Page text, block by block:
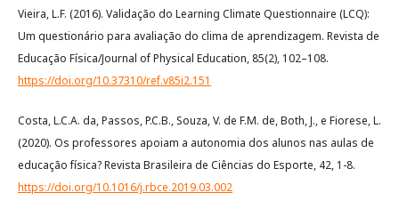
Vieira, L.F. (2016). Validação do Learning Climate Questionnaire (LCQ):
Um questionário para avaliação do clima de aprendizagem. Revista de
Educação Física/Journal of Physical Education, 85(2), 102–108.
https://doi.org/10.37310/ref.v85i2.151
Costa, L.C.A. da, Passos, P.C.B., Souza, V. de F.M. de, Both, J., e Fiorese, L.
(2020). Os professores apoiam a autonomia dos alunos nas aulas de
educação física? Revista Brasileira de Ciências do Esporte, 42, 1-8.
https://doi.org/10.1016/j.rbce.2019.03.002